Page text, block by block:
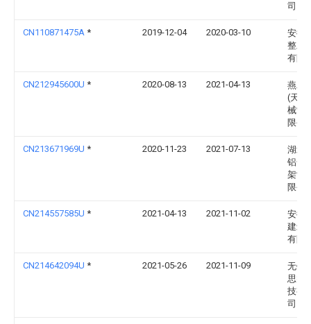
司
CN110871475A * 2019-12-04 2020-03-10
安徽
整木
有限
CN212945600U * 2020-08-13 2021-04-13
燕工
(天津
械制
限公
CN213671969U * 2020-11-23 2021-07-13
湖北
铝合
架制
限公
CN214557585U * 2021-04-13 2021-11-02
安徽
建筑
有限
CN214642094U * 2021-05-26 2021-11-09
无锡
思智
技有
司